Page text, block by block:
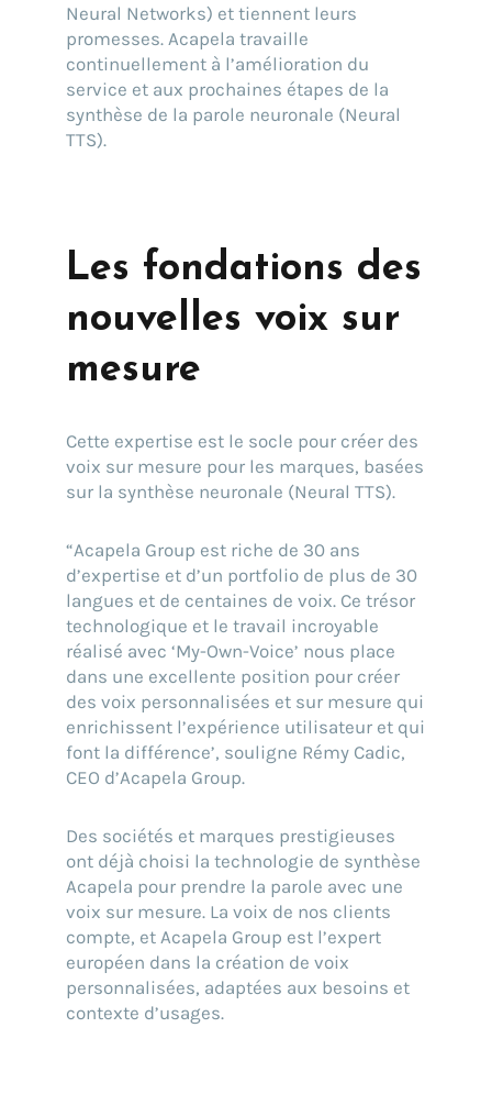
Neural Networks) et tiennent leurs
promesses. Acapela travaille
continuellement à l’amélioration du
service et aux prochaines étapes de la
synthèse de la parole neuronale (Neural
TTS).
Les fondations des
nouvelles voix sur
mesure
Cette expertise est le socle pour créer des
voix sur mesure pour les marques, basées
sur la synthèse neuronale (Neural TTS).
“Acapela Group est riche de 30 ans
d’expertise et d’un portfolio de plus de 30
langues et de centaines de voix. Ce trésor
technologique et le travail incroyable
réalisé avec ‘My-Own-Voice’ nous place
dans une excellente position pour créer
des voix personnalisées et sur mesure qui
enrichissent l’expérience utilisateur et qui
font la différence’, souligne Rémy Cadic,
CEO d’Acapela Group.
Des sociétés et marques prestigieuses
ont déjà choisi la technologie de synthèse
Acapela pour prendre la parole avec une
voix sur mesure. La voix de nos clients
compte, et Acapela Group est l’expert
européen dans la création de voix
personnalisées, adaptées aux besoins et
contexte d’usages.